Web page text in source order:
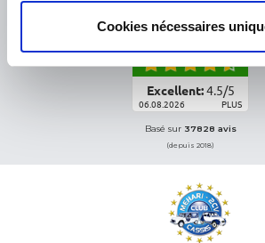
Cookies nécessaires
eKomi
THE FEEDBACK
Excellent:4.5/5
06.08.2026 PLUS
Basé sur 37828 avis
(depuis 2018)